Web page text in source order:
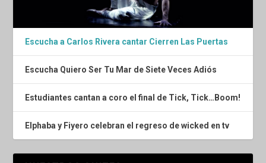
Escucha a Carlos Rivera cantar Cierren Las Puertas
Escucha Quiero Ser Tu Mar de Siete Veces Adiós
Estudiantes cantan a coro el final de Tick, Tick…Boom!
Elphaba y Fiyero celebran el regreso de wicked en tv